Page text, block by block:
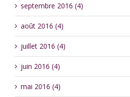
septembre 2016 (4)
août 2016 (4)
juillet 2016 (4)
juin 2016 (4)
mai 2016 (4)